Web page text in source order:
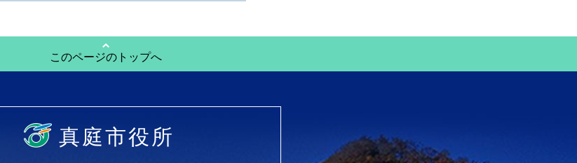
このページのトップへ
真庭市役所